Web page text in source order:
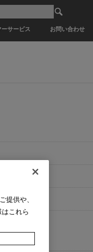
サービス お問い合わせ
提供や、
これら